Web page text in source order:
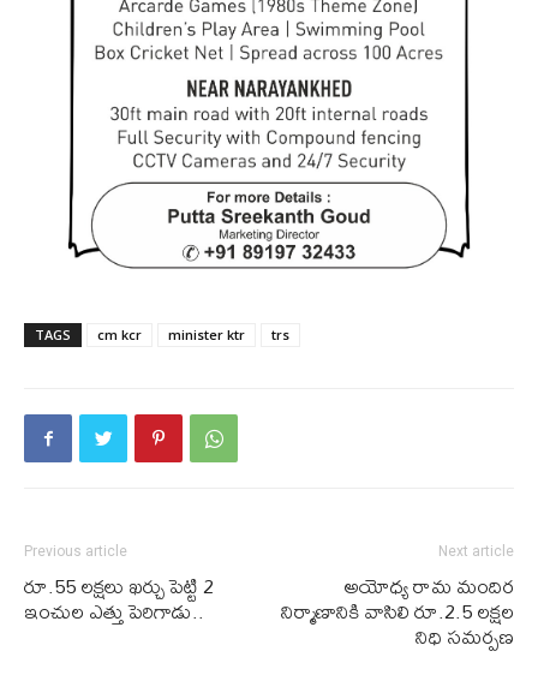
TAGS cm kcr minister ktr trs
Previous article
రూ.55 ల‌క్ష‌లు ఖ‌ర్చు పెట్టి 2
ఇంచుల ఎత్తు పెరిగాడు..
Next article
అయోధ్య రామ మందిర
నిర్మాణానికి వాసిలి రూ.2.5 ల‌క్ష‌ల
నిధి స‌మ‌ర్ప‌ణ‌